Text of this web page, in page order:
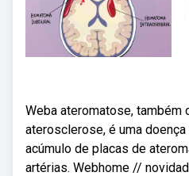
Weba ateromatose, também
aterosclerose, é uma
acúmulo de placas de
artérias. Webhome //